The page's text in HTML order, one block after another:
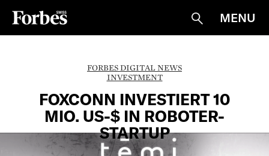
Suche
MENU
FORBES DIGITAL NEWS
INVESTMENT
FOXCONN INVESTIERT 10
MIO. US-$ IN ROBOTER-
STARTUP